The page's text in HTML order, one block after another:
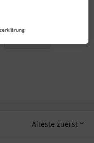
Älteste zuerst